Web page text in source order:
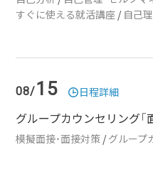
すぐに使える就活講座 / 自己
08/15 日程詳細
グループカウンセリング「
模擬面接・面接対策 /グループ